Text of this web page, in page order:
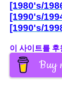
[1980's/
[1990's/
[1990's/
이 사이트를
Buy